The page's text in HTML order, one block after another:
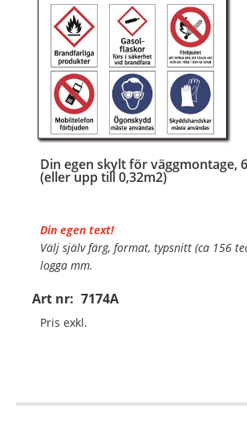
Din egen skylt för väggmontage,
(eller upp till 0,32m2)
Art nr: 7174A
Din egen text!
Välj själv färg, format, typsnitt (ca 156
logga mm.
Material:Plan aluminium, 0,7mm
Mått:600x535mm (eller annat mått
Pris exkl.